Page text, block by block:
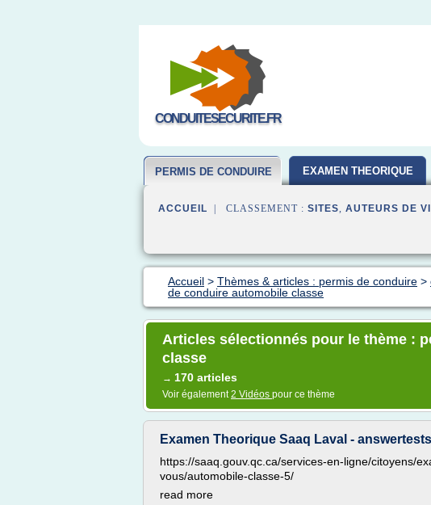
CONDUITESECURITE.FR
PERMIS DE CONDUIRE EXAMEN THEORIQUE
ACCUEIL | CLASSEMENT : SITES, AUTEURS DE
Accueil > Thèmes & articles : permis de conduire >
de conduire automobile classe
Articles sélectionnés pour le thème :
classe
→ 170 articles
Voir également2 Vidéos pour ce thème
Examen Theorique Saaq Laval -
https://saaq.gouv.qc.ca/services-en-ligne/citoyens/
vous/automobile-classe-5/
read more